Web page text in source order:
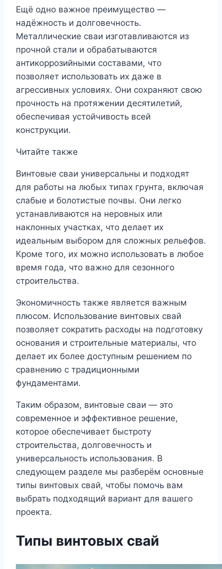
Ещё одно важное преимущество —
надёжность и долговечность.
Металлические сваи изготавливаются из
прочной стали и обрабатываются
антикоррозийными составами, что
позволяет использовать их даже в
агрессивных условиях. Они сохраняют свою
прочность на протяжении десятилетий,
обеспечивая устойчивость всей
конструкции.
Читайте также
Винтовые сваи универсальны и подходят
для работы на любых типах грунта, включая
слабые и болотистые почвы. Они легко
устанавливаются на неровных или
наклонных участках, что делает их
идеальным выбором для сложных рельефов.
Кроме того, их можно использовать в любое
время года, что важно для сезонного
строительства.
Экономичность также является важным
плюсом. Использование винтовых свай
позволяет сократить расходы на подготовку
основания и строительные материалы, что
делает их более доступным решением по
сравнению с традиционными
фундаментами.
Таким образом, винтовые сваи — это
современное и эффективное решение,
которое обеспечивает быстроту
строительства, долговечность и
универсальность использования. В
следующем разделе мы разберём основные
типы винтовых свай, чтобы помочь вам
выбрать подходящий вариант для вашего
проекта.
Типы винтовых свай